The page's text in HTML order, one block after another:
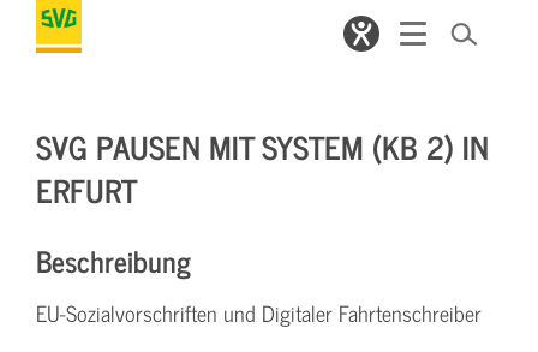
SVG PAUSEN MIT SYSTEM (KB 2) IN
ERFURT
Beschreibung
EU-Sozialvorschriften und Digitaler Fahrtenschreiber